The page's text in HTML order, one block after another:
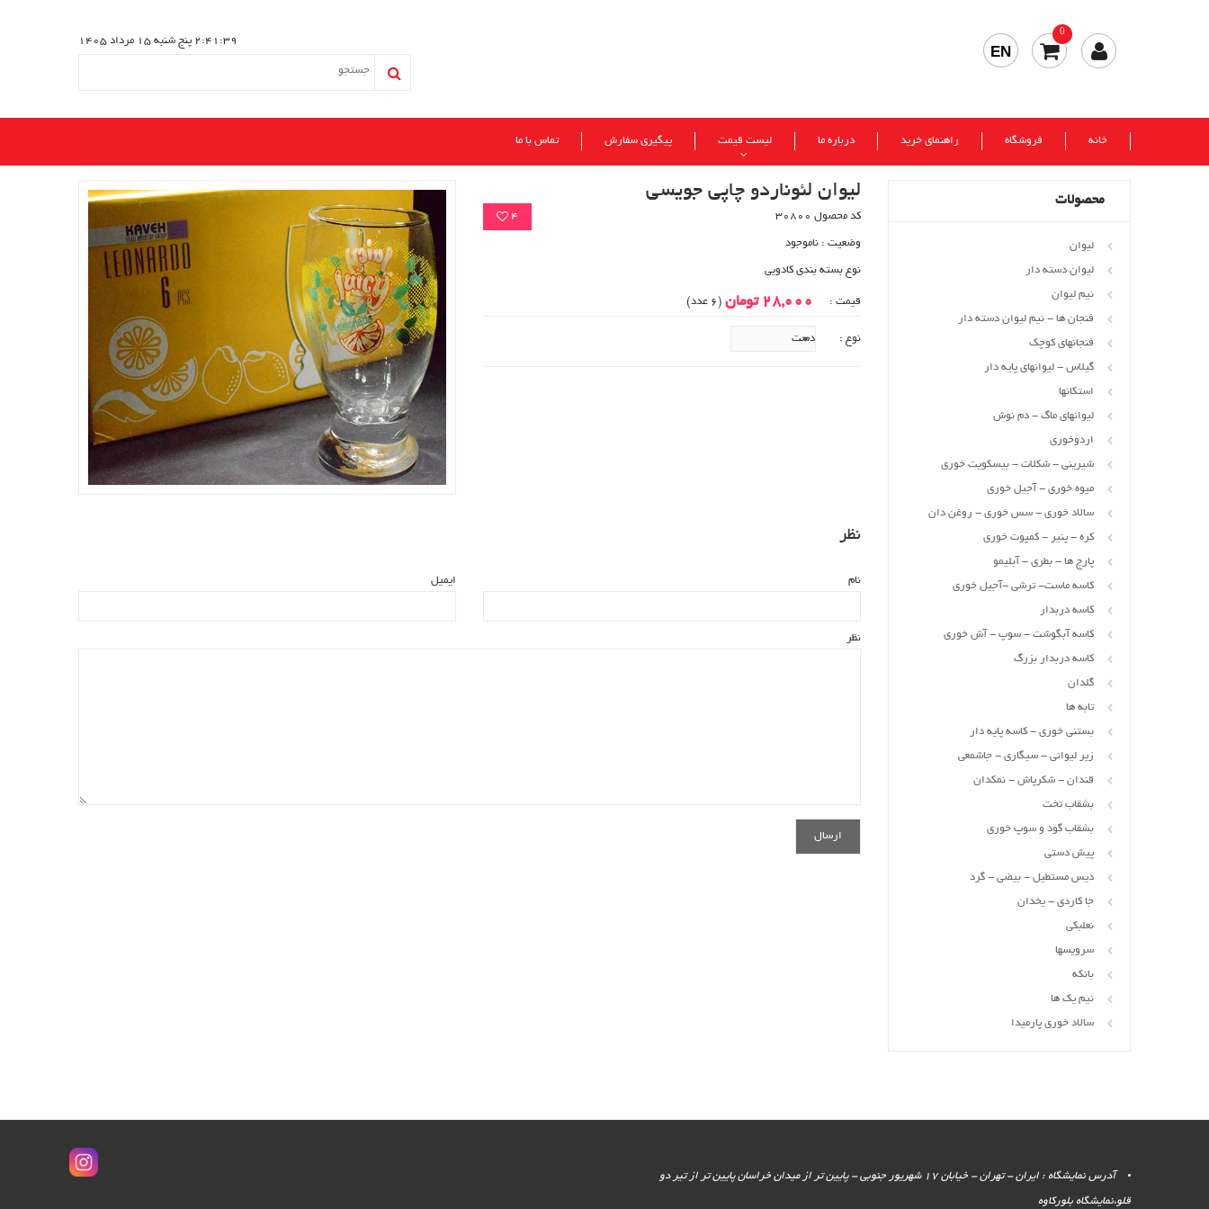
2:41:39 پنج شنبه 15 مرداد 1405
0
EN
خانه فروشگاه راهنمای خرید درباره ما لیست قیمت پیگیری سفارش تماس با ما
لیوان لئوناردو چاپی جویسی
4 کد محصول 30800
وضعیت : ناموجود
نوع بسته بندی کادویی
قیمت : 28,000 تومان (6 عدد)
نوع :
نظر
ایمیل نام
نظر
محصولات
لیوان
لیوان دسته دار
نیم لیوان
فنجان ها - نیم لیوان دسته دار
فنجانهای کوچک
گیلاس - لیوانهای پایه دار
استکانها
لیوانهای ماگ - دم نوش
اردوخوری
شیرینی - شکلات - بیسکویت خوری
میوه خوری - آجیل خوری
سالاد خوری - سس خوری - روغن دان
کره - پنیر - کمپوت خوری
پارچ ها - بطری - آبلیمو
کاسه ماست- ترشی -آجیل خوری
کاسه دربدار
کاسه آبگوشت - سوپ - آش خوری
کاسه دربدار بزرگ
گلدان
تابه ها
بستنی خوری - کاسه پایه دار
زیر لیوانی - سیگاری - جاشمعی
قندان - شکرپاش - نمکدان
بشقاب تخت
بشقاب گود و سوپ خوری
پیش دستی
دیس مستطیل - بیضی - گرد
جا کاردی - یخدان
نعلبکی
سرویسها
بانکه
نیم یک ها
سالاد خوری پارمیدا
آدرس نمایشگاه : ایران - تهران - خیابان 17 شهریور جنوبی - پایین تر از میدان خراسان پایین تر از تیر دو
قلو،نمایشگاه بلورکاوه